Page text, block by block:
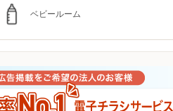
ベビールーム